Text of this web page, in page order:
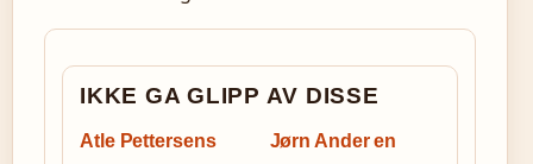
IKKE GA GLIPP AV DISSE
Atle Pettersens
Jørn Ander en